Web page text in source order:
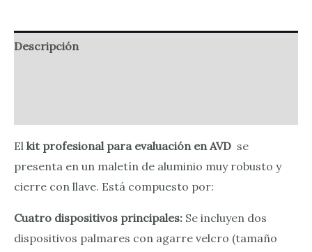
Descripción
El kit profesional para evaluación en AVD se
presenta en un maletín de aluminio muy robusto y
cierre con llave. Está compuesto por:
Cuatro dispositivos principales: Se incluyen dos
dispositivos palmares con agarre velcro (tamaño